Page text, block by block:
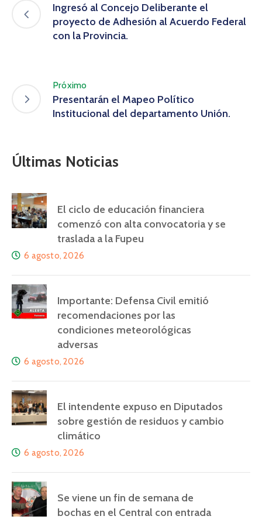
Ingresó al Concejo Deliberante el
proyecto de Adhesión al Acuerdo Federal
con la Provincia.
Próximo
Presentarán el Mapeo Político
Institucional del departamento Unión.
Últimas Noticias
El ciclo de educación financiera
comenzó con alta convocatoria y se
traslada a la Fupeu
6 agosto, 2026
Importante: Defensa Civil emitió
recomendaciones por las
condiciones meteorológicas
adversas
6 agosto, 2026
El intendente expuso en Diputados
sobre gestión de residuos y cambio
climático
6 agosto, 2026
Se viene un fin de semana de
bochas en el Central con entrada